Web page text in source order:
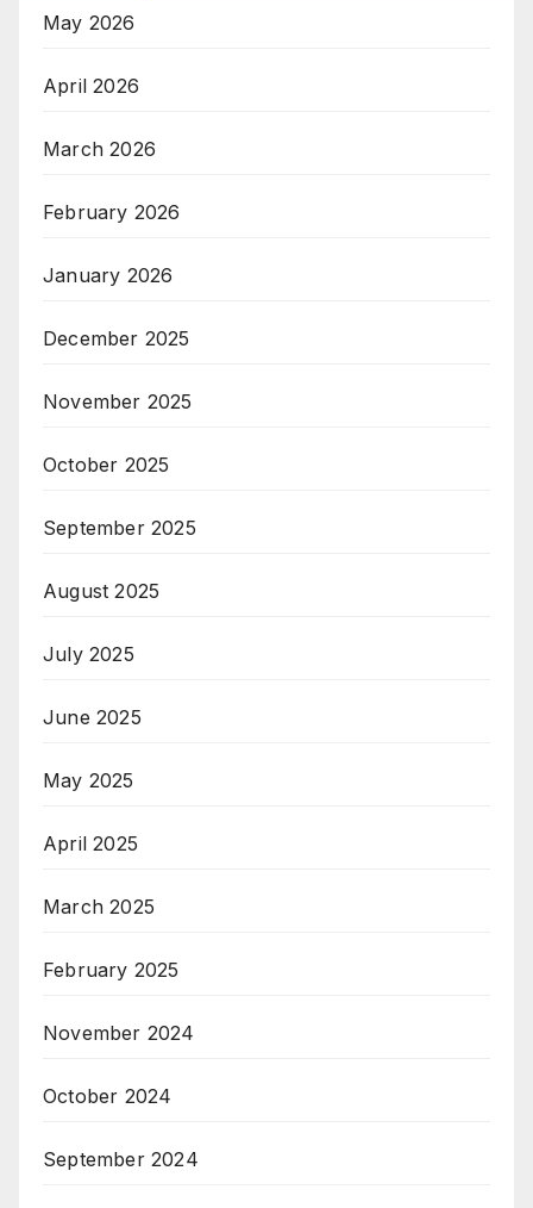
May 2026
April 2026
March 2026
February 2026
January 2026
December 2025
November 2025
October 2025
September 2025
August 2025
July 2025
June 2025
May 2025
April 2025
March 2025
February 2025
November 2024
October 2024
September 2024